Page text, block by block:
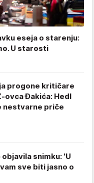
eseja o starenju:
U starosti
progone kritičare
ovca Đakića: Hedl
nestvarne priče
snimku: 'U
sve biti jasno o